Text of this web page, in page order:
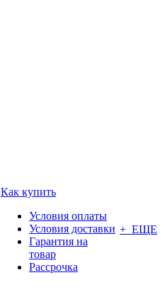
Как купить
Условия оплаты
Условия доставки
Гарантия на
товар
Рассрочка
+ ЕЩЕ